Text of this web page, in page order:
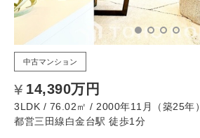
中古マンション
14,390万円
3LDK / 76.02㎡ / 2000年11月（築25年）
都営三田線白金台駅 徒歩1分